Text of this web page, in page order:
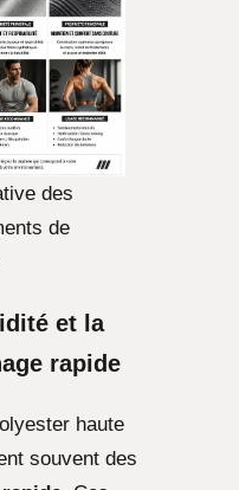
des
de
et la
rapide
haute
souvent des